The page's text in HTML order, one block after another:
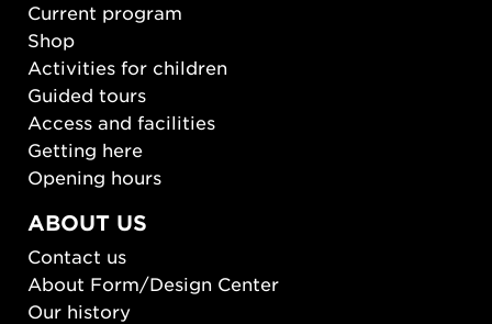
Current program
Shop
Activities for children
Guided tours
Access and facilities
Getting here
Opening hours
ABOUT US
Contact us
About Form/Design Center
Our history